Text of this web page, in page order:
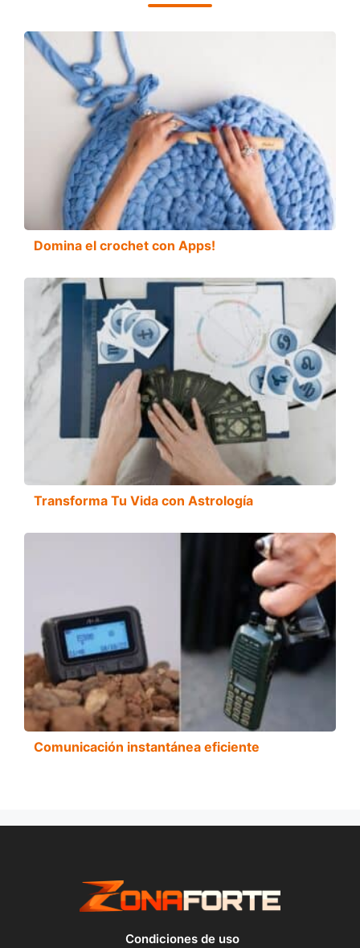
Domina el crochet con Apps!
Transforma Tu Vida con Astrología
Comunicación instantánea eficiente
Condiciones de uso